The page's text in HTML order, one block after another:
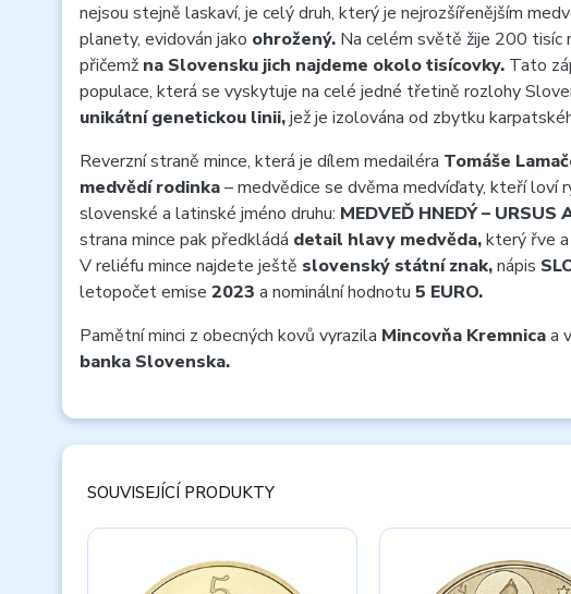
nejsou stejně laskaví, je celý druh, který je nejrozšířenějším
planety, evidován jako ohrožený. Na celém světě žije 200 tisíc
přičemž na Slovensku jich najdeme okolo tisícovky. Tato
populace, která se vyskytuje na celé jedné třetině rozlohy
unikátní genetickou linii,jež je izolována od zbytku
Reverzní straně mince, která je dílem medailéra Tomáše
medvědí rodinka– medvědice se dvěma medvíďaty, kteří loví
slovenské a latinské jméno druhu: MEDVEĎ HNEDÝ – URSUS
strana mince pak předkládá detail hlavy medvěda,který řve
V reliéfu mince najdete ještě slovenský státní znak,nápis
letopočet emise 2023 a nominální hodnotu 5 EURO.
Pamětní minci z obecných kovů vyrazila Mincovňa Kremnicaa
banka Slovenska.
SOUVISEJÍCÍ PRODUKTY